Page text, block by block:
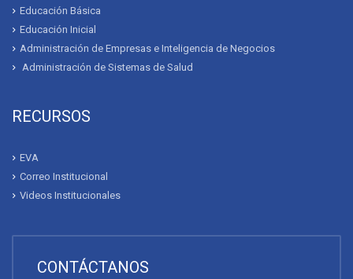
Educación Básica
Educación Inicial
Administración de Empresas e Inteligencia de Negocios
Administración de Sistemas de Salud
RECURSOS
EVA
Correo Institucional
Videos Institucionales
CONTÁCTANOS